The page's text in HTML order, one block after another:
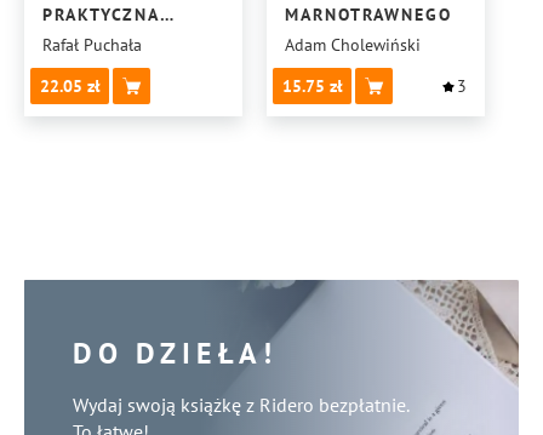
PRAKTYCZNA
NAUKA LATANIA
Rafał Puchała
22.05
MARNOTRAWNEGO
Adam Cholewiński
15.75
3
DO DZIEŁA!
Wydaj swoją książkę z Ridero bezpłatnie.